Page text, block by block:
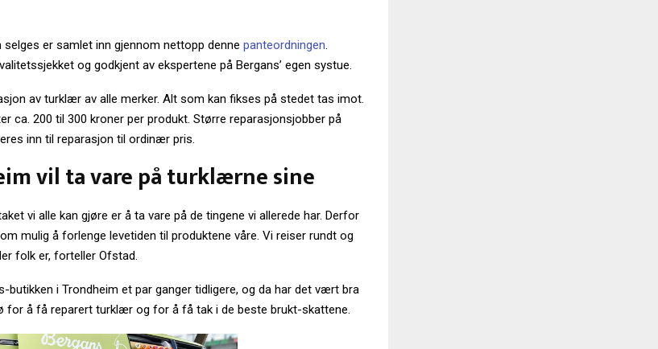
er samlet inn gjennom nettopp denne panteordningen.
og godkjent av ekspertene på Bergans’ egen systue.
av turklær av alle merker. Alt som kan fikses på stedet tas imot.
ca. 200 til 300 kroner per produkt. Større reparasjonsjobber på
inn til reparasjon til ordinær pris.
vil ta vare på turklærne sine
vi alle kan gjøre er å ta vare på de tingene vi allerede har. Derfor
mulig å forlenge levetiden til produktene våre. Vi reiser rundt og
folk er, forteller Ofstad.
butikken i Trondheim et par ganger tidligere, og da har det vært bra
for å få reparert turklær og for å få tak i de beste brukt-skattene.